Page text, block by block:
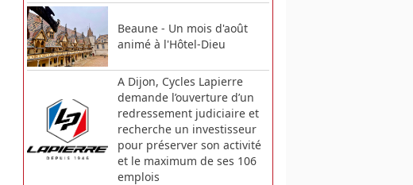
Beaune - Un mois d'août
animé à l'Hôtel-Dieu
A Dijon, Cycles Lapierre
demande l’ouverture d’un
redressement judiciaire et
recherche un investisseur
pour préserver son activité
et le maximum de ses 106
emplois